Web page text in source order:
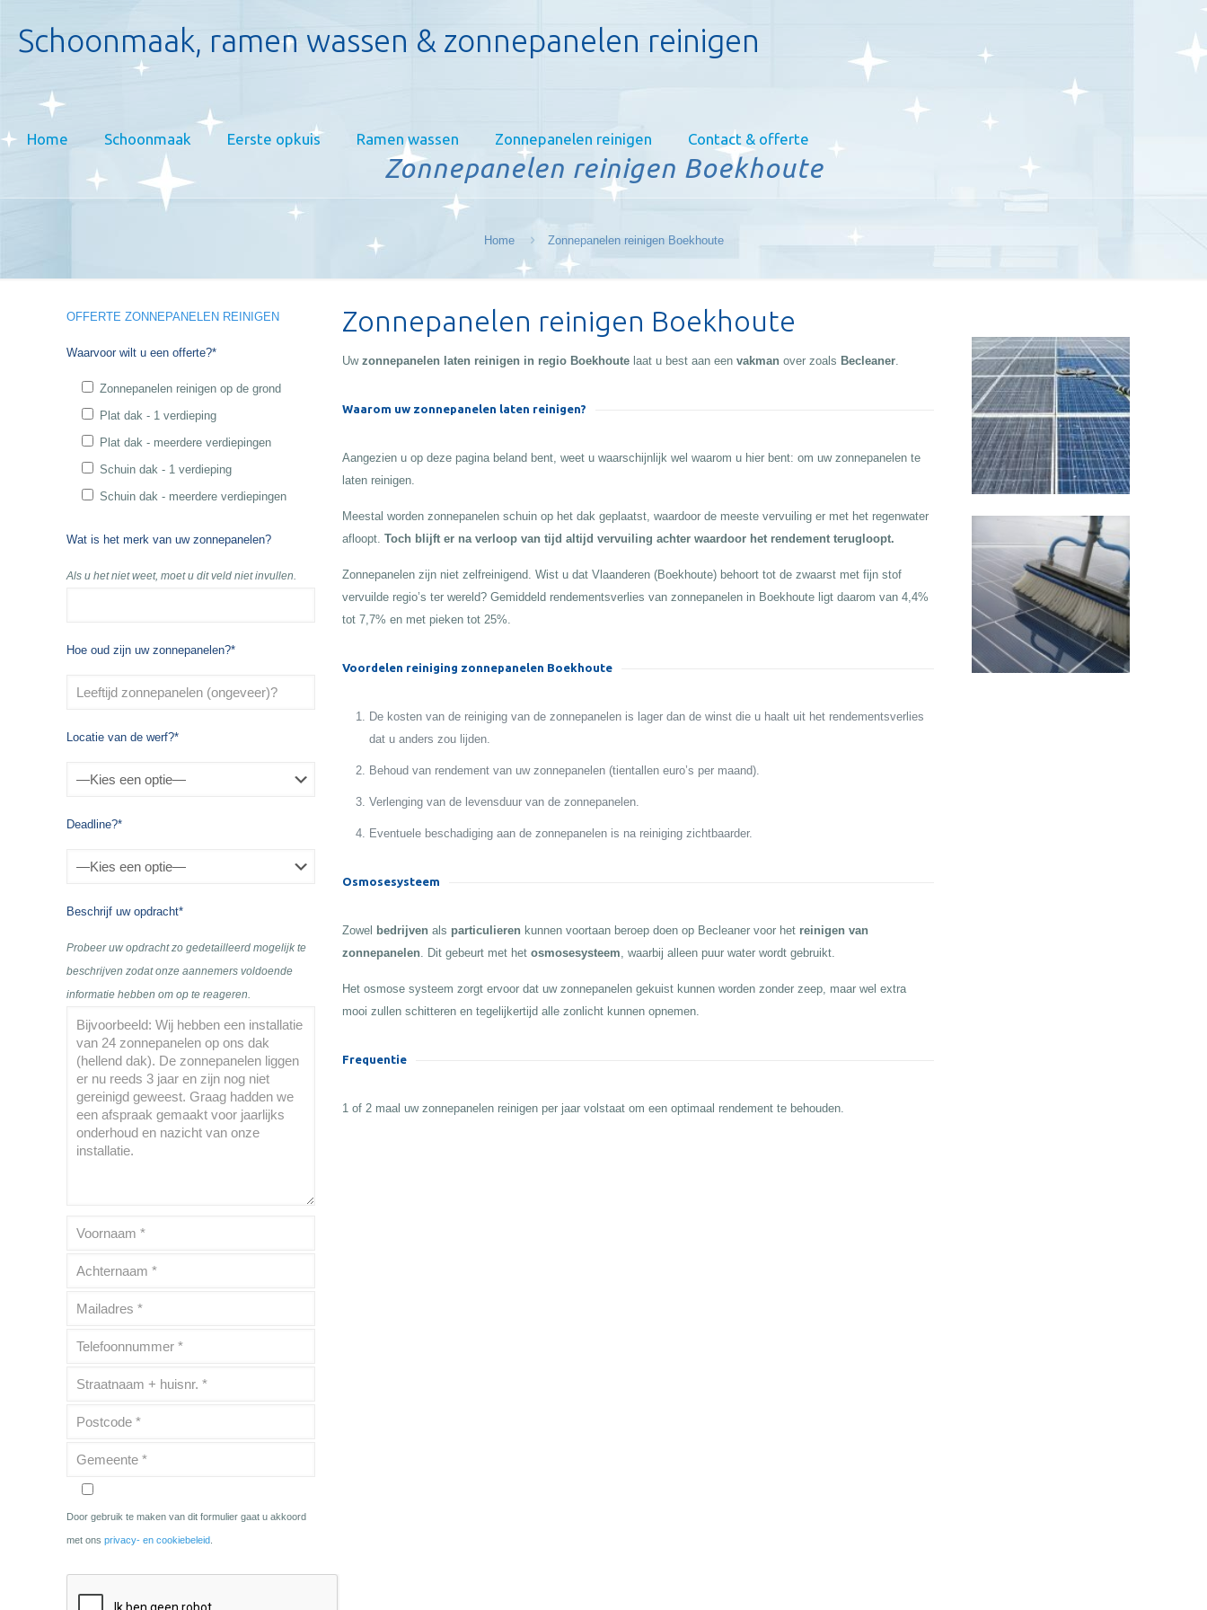
Schoonmaak, ramen wassen & zonnepanelen reinigen
Home Schoonmaak Eerste opkuis Ramen wassen Zonnepanelen reinigen Contact & offerte
Zonnepanelen reinigen Boekhoute
Home Zonnepanelen reinigen Boekhoute
OFFERTE ZONNEPANELEN REINIGEN
Waarvoor wilt u een offerte?*
Zonnepanelen reinigen op de grond
Plat dak - 1 verdieping
Plat dak - meerdere verdiepingen
Schuin dak - 1 verdieping
Schuin dak - meerdere verdiepingen
Wat is het merk van uw zonnepanelen?
Als u het niet weet, moet u dit veld niet invullen.
Hoe oud zijn uw zonnepanelen?*
Locatie van de werf?*
Deadline?*
Beschrijf uw opdracht*
Probeer uw opdracht zo gedetailleerd mogelijk te
beschrijven zodat onze aannemers voldoende
informatie hebben om op te reageren.
Door gebruik te maken van dit formulier gaat u akkoord
met onsprivacy- en cookiebeleid
Zonnepanelen reinigen Boekhoute
Uw zonnepanelen laten reinigen in regio Boekhoute laat u best aan een vakman over zoals Becleaner.
Waarom uw zonnepanelen laten reinigen?
Aangezien u op deze pagina beland bent, weet u waarschijnlijk wel waarom u hier bent: om uw zonnepanelen te
laten reinigen.
Meestal worden zonnepanelen schuin op het dak geplaatst, waardoor de meeste vervuiling er met het regenwater
afloopt. Toch blijft er na verloop van tijd altijd vervuiling achter waardoor het rendement terugloopt.
Zonnepanelen zijn niet zelfreinigend. Wist u dat Vlaanderen (Boekhoute) behoort tot de zwaarst met fijn stof
vervuilde regio’s ter wereld? Gemiddeld rendementsverlies van zonnepanelen in Boekhoute ligt daarom van 4,4%
tot 7,7% en met pieken tot 25%.
Voordelen reiniging zonnepanelen Boekhoute
De kosten van de reiniging van de zonnepanelen is lager dan de winst die u haalt uit het rendementsverlies
dat u anders zou lijden.
Behoud van rendement van uw zonnepanelen (tientallen euro’s per maand).
Verlenging van de levensduur van de zonnepanelen.
Eventuele beschadiging aan de zonnepanelen is na reiniging zichtbaarder.
Osmosesysteem
Zowel bedrijven als particulieren kunnen voortaan beroep doen op Becleaner voor het reinigen van
zonnepanelen. Dit gebeurt met het osmosesysteem, waarbij alleen puur water wordt gebruikt.
Het osmose systeem zorgt ervoor dat uw zonnepanelen gekuist kunnen worden zonder zeep, maar wel extra
mooi zullen schitteren en tegelijkertijd alle zonlicht kunnen opnemen.
Frequentie
1 of 2 maal uw zonnepanelen reinigen per jaar volstaat om een optimaal rendement te behouden.